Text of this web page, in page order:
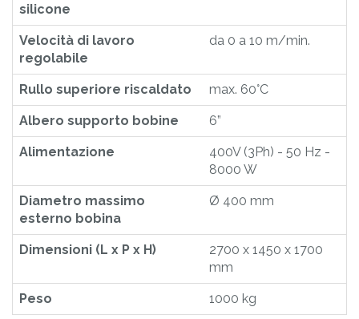
silicone
Velocità di lavoro
regolabile
da 0 a 10 m/min.
Rullo superiore riscaldato max. 60°C
Albero supporto bobine 6”
Alimentazione
400V (3Ph) - 50 Hz -
8000 W
Diametro massimo
esterno bobina
Ø 400 mm
Dimensioni (L x P x H)
2700 x 1450 x 1700
mm
Peso 1000 kg